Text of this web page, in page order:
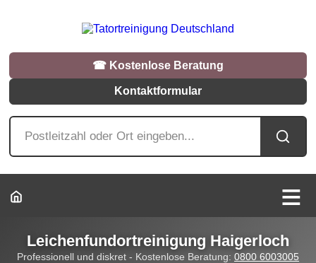
☎︎ Kostenlose Beratung
Kontaktformular
Leichenfundortreinigung Haigerloch
Professionell und diskret - Kostenlose Beratung: 0800 6003005